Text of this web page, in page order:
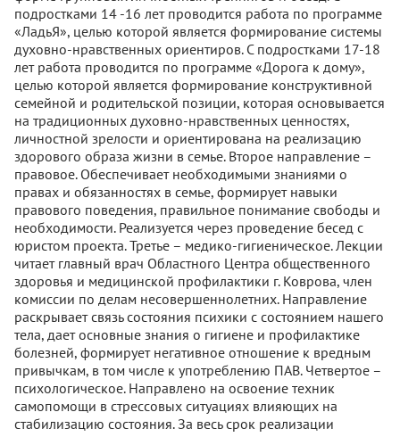
подростками 14 -16 лет проводится работа по программе
«ЛадьЯ», целью которой является формирование системы
духовно-нравственных ориентиров. С подростками 17-18
лет работа проводится по программе «Дорога к дому»,
целью которой является формирование конструктивной
семейной и родительской позиции, которая основывается
на традиционных духовно-нравственных ценностях,
личностной зрелости и ориентирована на реализацию
здорового образа жизни в семье. Второе направление –
правовое. Обеспечивает необходимыми знаниями о
правах и обязанностях в семье, формирует навыки
правового поведения, правильное понимание свободы и
необходимости. Реализуется через проведение бесед с
юристом проекта. Третье – медико-гигиеническое. Лекции
читает главный врач Областного Центра общественного
здоровья и медицинской профилактики г. Коврова, член
комиссии по делам несовершеннолетних. Направление
раскрывает связь состояния психики с состоянием нашего
тела, дает основные знания о гигиене и профилактике
болезней, формирует негативное отношение к вредным
привычкам, в том числе к употреблению ПАВ. Четвертое –
психологическое. Направлено на освоение техник
самопомощи в стрессовых ситуациях влияющих на
стабилизацию состояния. За весь срок реализации